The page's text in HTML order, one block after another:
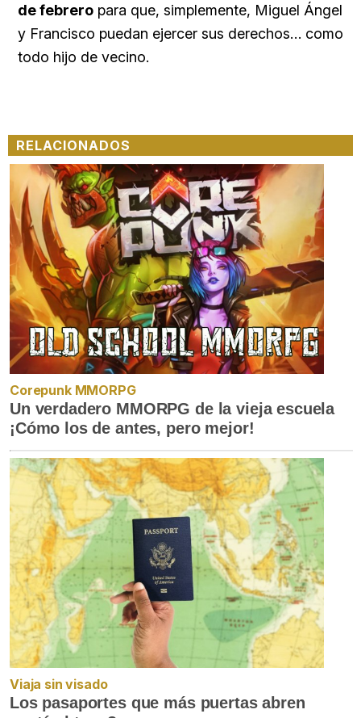
de febrero para que, simplemente, Miguel Ángel
y Francisco puedan ejercer sus derechos… como
todo hijo de vecino.
RELACIONADOS
Corepunk MMORPG
Un verdadero MMORPG de la vieja escuela
¡Cómo los de antes, pero mejor!
Viaja sin visado
Los pasaportes que más puertas abren